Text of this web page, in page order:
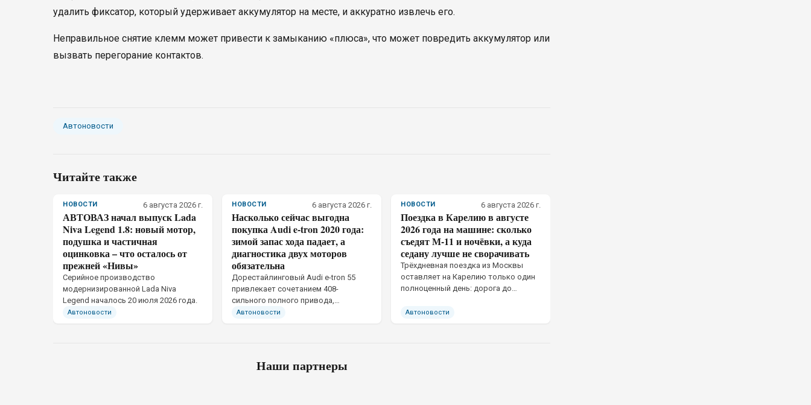
удалить фиксатор, который удерживает аккумулятор на месте, и аккуратно извлечь его.
Неправильное снятие клемм может привести к замыканию «плюса», что может повредить аккумулятор или
вызвать перегорание контактов.
Автоновости
Читайте также
НОВОСТИ 6 августа 2026 г.
АВТОВАЗ начал выпуск Lada
Niva Legend 1.8: новый мотор,
подушка и частичная
оцинковка – что осталось от
прежней «Нивы»
Серийное производство
модернизированной Lada Niva
Legend началось 20 июля 2026 года.
Автоновости
НОВОСТИ 6 августа 2026 г.
Насколько сейчас выгодна
покупка Audi e-tron 2020 года:
зимой запас хода падает, а
диагностика двух моторов
обязательна
Дорестайлинговый Audi e-tron 55
привлекает сочетанием 408-
сильного полного привода,
пневмоподвески и цены заметно
Автоновости
НОВОСТИ 6 августа 2026 г.
Поездка в Карелию в августе
2026 года на машине: сколько
съедят М-11 и ночёвки, а куда
седану лучше не сворачивать
Трёхдневная поездка из Москвы
оставляет на Карелию только один
полноценный день: дорога до
до Петрозаводска – немногим
Автоновости
Наши партнеры